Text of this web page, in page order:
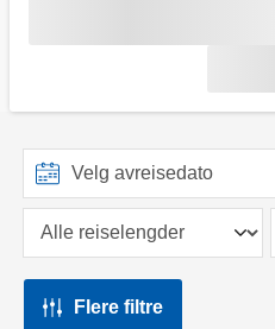
Flere filtre